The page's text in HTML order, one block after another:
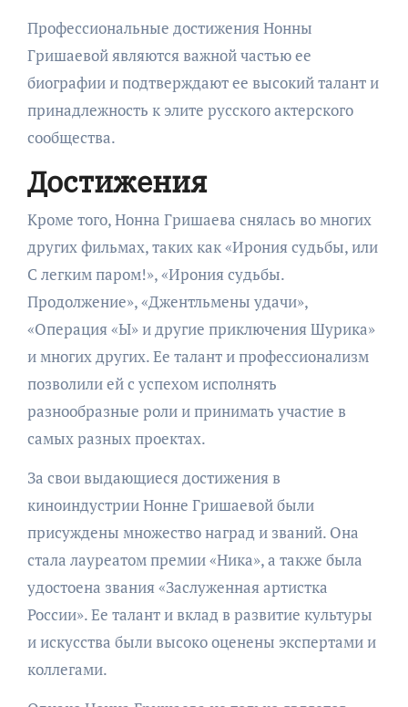
Профессиональные достижения Нонны
Гришаевой являются важной частью ее
биографии и подтверждают ее высокий талант и
принадлежность к элите русского актерского
сообщества.
Достижения
Кроме того, Нонна Гришаева снялась во многих
других фильмах, таких как «Ирония судьбы, или
С легким паром!», «Ирония судьбы.
Продолжение», «Джентльмены удачи»,
«Операция «Ы» и другие приключения Шурика»
и многих других. Ее талант и профессионализм
позволили ей с успехом исполнять
разнообразные роли и принимать участие в
самых разных проектах.
За свои выдающиеся достижения в
киноиндустрии Нонне Гришаевой были
присуждены множество наград и званий. Она
стала лауреатом премии «Ника», а также была
удостоена звания «Заслуженная артистка
России». Ее талант и вклад в развитие культуры
и искусства были высоко оценены экспертами и
коллегами.